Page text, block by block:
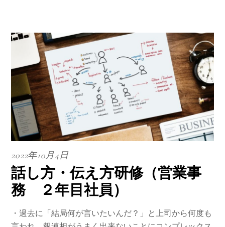
2022年10月4日
話し方・伝え方研修（営業事
務 ２年目社員）
・過去に「結局何が言いたいんだ？」と上司から何度も